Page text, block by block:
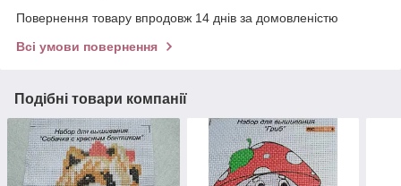
Повернення товару впродовж 14 днів за домовленістю
Всі умови повернення
Подібні товари компанії